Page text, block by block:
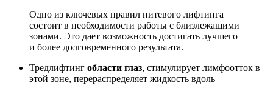
Одно из ключевых правил нитевого лифтинга
состоит в необходимости работы с близлежащими
зонами. Это дает возможность достигать лучшего
и более долговременного результата.
Тредлифтинг области глаз, стимулирует лимфоотток в
этой зоне, перераспределяет жидкость вдоль